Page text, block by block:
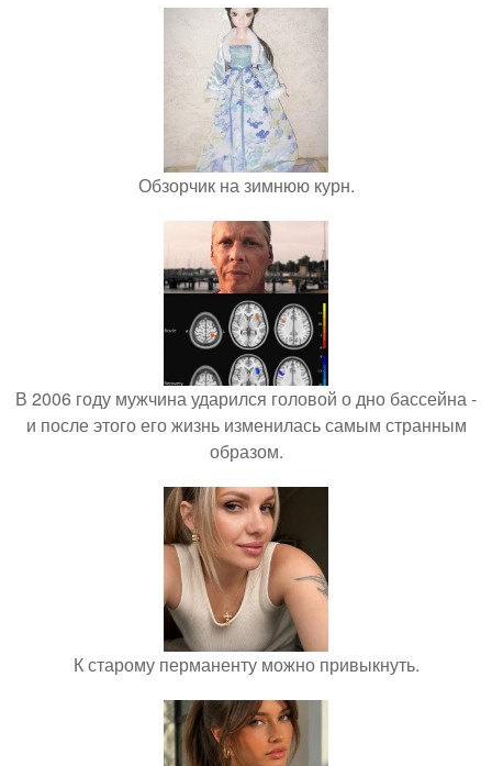
Обзорчик на зимнюю курн.
В 2006 году мужчина ударился головой о дно бассейна -
и после этого его жизнь изменилась самым странным
образом.
К старому перманенту можно привыкнуть.